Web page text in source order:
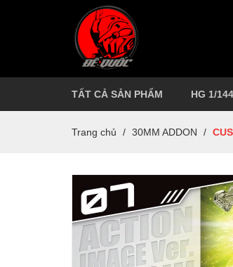
TẤT CẢ SẢN PHẨM HG 1/144
Trang chủ / 30MM ADDON /